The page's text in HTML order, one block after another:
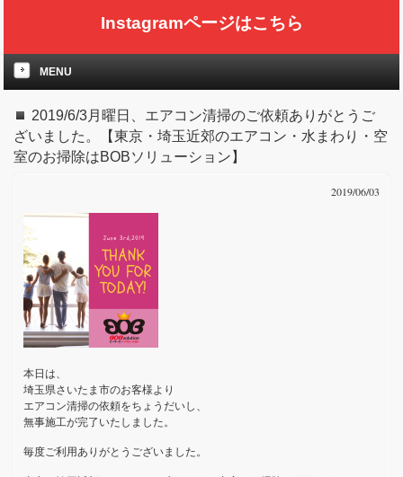
Instagramページはこちら
MENU
2019/6/3月曜日、エアコン清掃のご依頼ありがとうご
ざいました。【東京・埼玉近郊のエアコン・水まわり・空
室のお掃除はBOBソリューション】
2019/06/03
本日は、
埼玉県さいたま市のお客様より
エアコン清掃の依頼をちょうだいし、
無事施工が完了いたしました。
毎度ご利用ありがとうございました。